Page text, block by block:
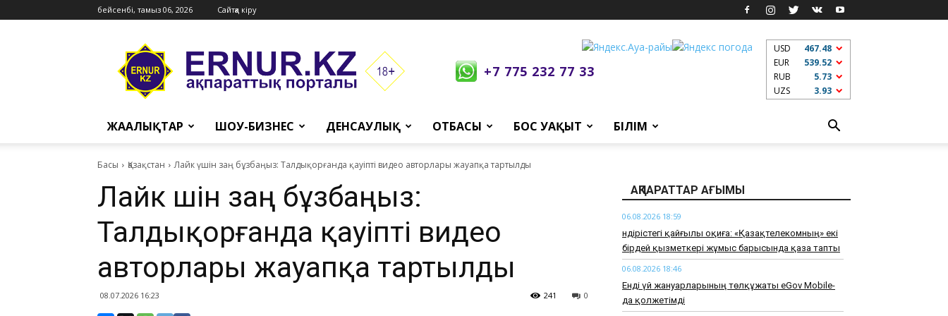
бейсенбі, тамыз 06, 2026 Сайтқа кіру
Ernur
Press
+7 775 232 77 33
USD
467.48
EUR
539.52
RUB
5.73
UZS
3.93
ЖАҢАЛЫҚТАР ШОУ-БИЗНЕС ДЕНСАУЛЫҚ ОТБАСЫ БОС УАҚЫТ БІЛІМ
Басы Қазақстан Лайк үшін заң бұзбаңыз: Талдықорғанда қауіпті видео авторлары жауапқа тартылды
Лайк үшін заң бұзбаңыз:
Талдықорғанда қауіпті видео
авторлары жауапқа тартылды
08.07.2026 16:23 0
241
АҚПАРАТТАР АҒЫМЫ
06.08.2026 18:59
Өндірістегі қайғылы оқиға: «Қазақтелекомның» екі
бірдей қызметкері жұмыс барысында қаза тапты
06.08.2026 18:46
Енді үй жануарларының төлқұжаты eGov Mobile-
да қолжетімді